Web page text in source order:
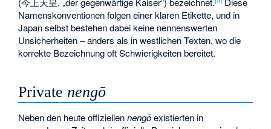
Namenskonventionen folgen einer klaren Etikette, und in
Japan selbst bestehen dabei keine nennenswerten
Unsicherheiten – anders als in westlichen Texten, wo die
korrekte Bezeichnung oft Schwierigkeiten bereitet.
Private nengō
Neben den heute offiziellennengōexistierten in